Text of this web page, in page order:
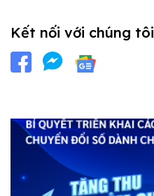
Kết nối với chúng tôi